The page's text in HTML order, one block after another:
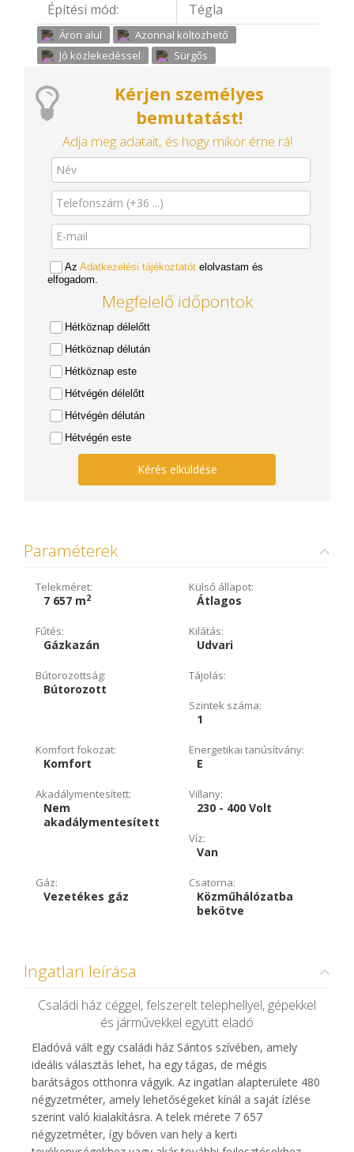
Építési mód:
Tégla
Áron alul
Azonnal költözhető
Jó közlekedéssel
Sürgős
Kérjen személyes
bemutatást!
Adja meg adatait, és hogy mikor érne rá!
Az Adatkezelési tájékoztatót elolvastam és
elfogadom.
Megfelelő időpontok
Hétköznap délelőtt
Hétköznap délután
Hétköznap este
Hétvégén délelőtt
Hétvégén délután
Hétvégén este
Kérés elküldése
Paraméterek
Telekméret:
7 657 m2
Külső állapot:
Átlagos
Fűtés:
Gázkazán
Kilátás:
Udvari
Bútorozottság:
Bútorozott
Tájolás:
Szintek száma:
1
Komfort fokozat:
Komfort
Energetikai tanúsítvány:
E
Akadálymentesített:
Nem
akadálymentesített
Villany:
230 - 400 Volt
Víz:
Van
Gáz:
Vezetékes gáz
Csatorna:
Közműhálózatba
bekötve
Ingatlan leírása
Családi ház céggel, felszerelt telephellyel, gépekkel
és járművekkel együtt eladó
Eladóvá vált egy családi ház Sántos szívében, amely
ideális választás lehet, ha egy tágas, de mégis
barátságos otthonra vágyik. Az ingatlan alapterülete 480
négyzetméter, amely lehetőségeket kínál a saját ízlése
szerint való kialakításra. A telek mérete 7 657
négyzetméter, így bőven van hely a kerti